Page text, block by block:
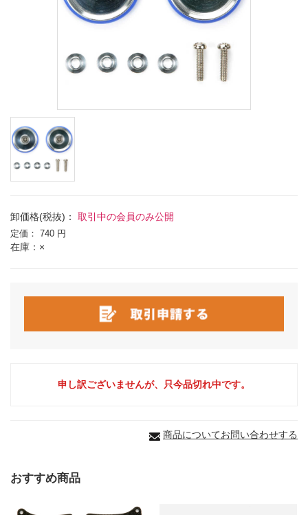
卸価格(税抜)： 取引中の会員のみ公開
定価： 740 円
在庫：×
申し訳ございませんが、只今品切れ中です。
商品についてお問い合わせする
おすすめ商品